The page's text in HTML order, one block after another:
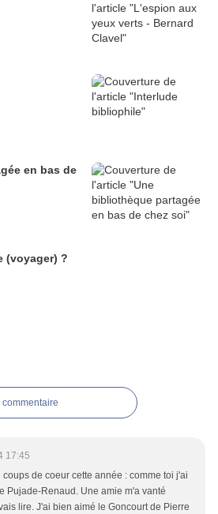
en bas de
(voyager) ?
17:45
coups de coeur cette année : comme toi j'ai
Pujade-Renaud. Une amie m'a vanté
lire. J'ai bien aimé le Goncourt de Pierre